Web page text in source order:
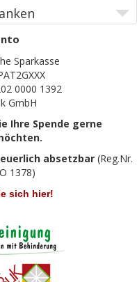
Sparkasse
0000 1392
GmbH
Ihre Spende gerne
absetzbar(Reg.Nr.
1378)
sich hier!